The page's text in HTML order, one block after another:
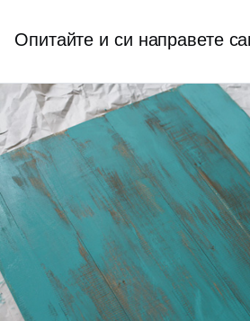
Опитайте и си направете